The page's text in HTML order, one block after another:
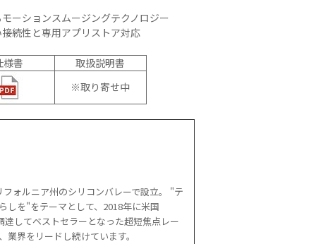
サービ
ーションスムージングテクノロジー
続性と専用アプリストア対応
様書
取扱説明書
※取り寄せ中
ォルニア州のシリコンバレーで設立。 "テ
しを"をテーマとして、2018年に米国
してベストセラーとなった超短焦点レー
界をリードし続けています。